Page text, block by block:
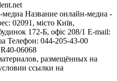
Название онлайн-медиа -
02091, місто Київ,
172-Б, офіс 208/1 E-mail:
Телефон: 044-205-43-00
06068
размещённых на
ссылки на